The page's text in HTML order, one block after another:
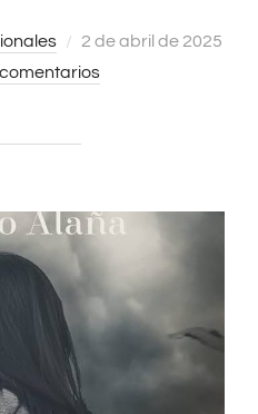
Publicado
el
2 de abril de 2025